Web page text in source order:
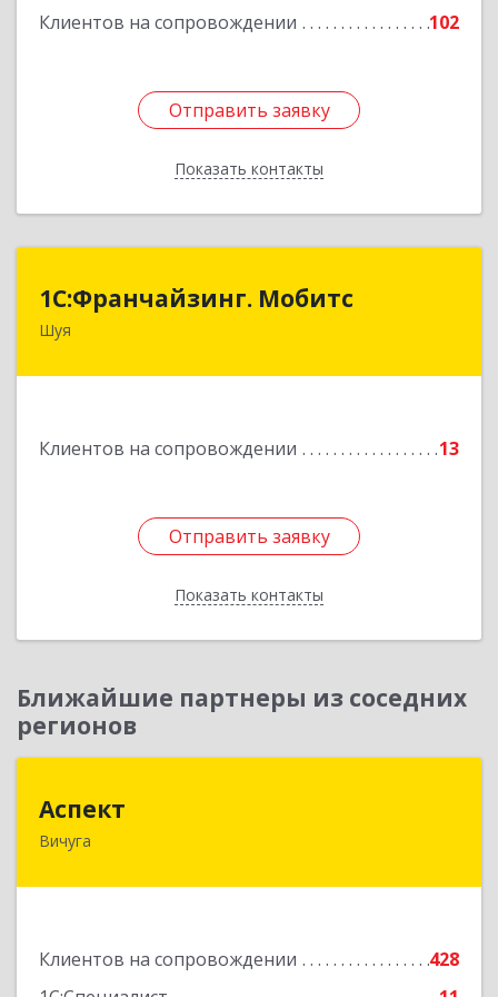
Клиентов на сопровождении 102
Отправить заявку
Показать контакты
Отправить заявку
Назад
1С:Франчайзинг. Мобитс
Шуя
Клиентов на сопровождении 13
Отправить заявку
Показать контакты
1С:Франчайзинг. Мобитс
Отправить заявку
Назад
Ближайшие партнеры из соседних
регионов
Аспект
Вичуга
Клиентов на сопровождении
428
155331, Ивановская обл, Вичугский р-н, Вичуга